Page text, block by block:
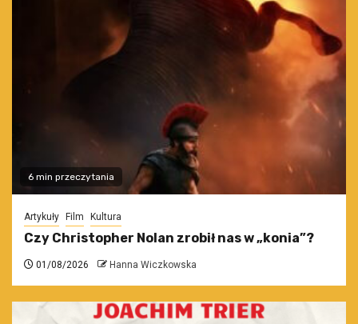
6 min przeczytania
Artykuły Film Kultura
Czy Christopher Nolan zrobił nas w „konia”?
01/08/2026 Hanna Wiczkowska